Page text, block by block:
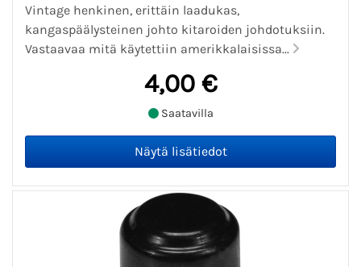
Vintage henkinen, erittäin laadukas,
kangaspäälysteinen johto kitaroiden johdotuksiin.
Vastaavaa mitä käytettiin amerikkalaisissa...
4,00 €
Saatavilla